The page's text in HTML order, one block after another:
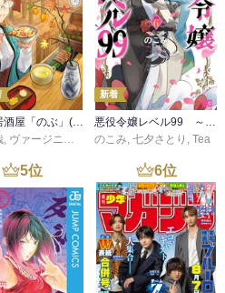
ヴァージニア二等兵 ,転
新着
のこみ 七夕さとり Tea
5位 6位